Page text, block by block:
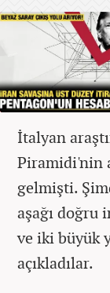
İtalyan
Piramidi'nin
gelmişti.
aşağı doğru
ve iki büyük
açıkladılar.